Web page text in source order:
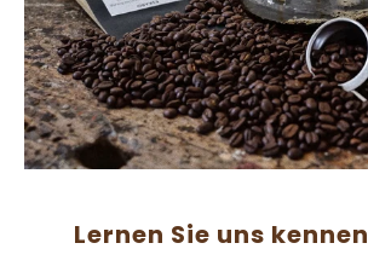
Lernen Sie uns kennen